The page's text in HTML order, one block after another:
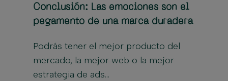
Conclusión: Las emociones son el
pegamento de una marca duradera
Podrás tener el mejor producto del
mercado, la mejor web o la mejor
estrategia de ads…